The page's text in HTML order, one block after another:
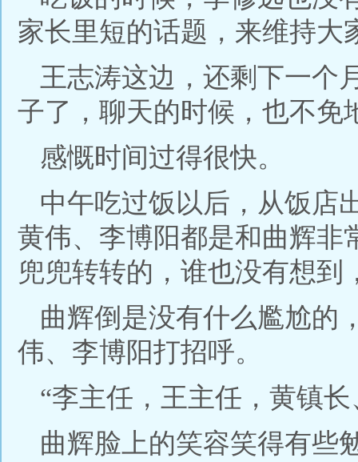
家长里短的话题，来维持大
王志涛这边，还剩下一个
子了，聊天的时候，也不免
感慨时间过得很快。
中午吃过饭以后，从饭店
黄伟、李博阳都是和曲辉非
兜兜转转的，谁也没有想到
曲辉倒是没有什么尷尬的
伟、李博阳打招呼。
“李主任，王主任，黄镇
曲辉脸上的笑容笑得有些